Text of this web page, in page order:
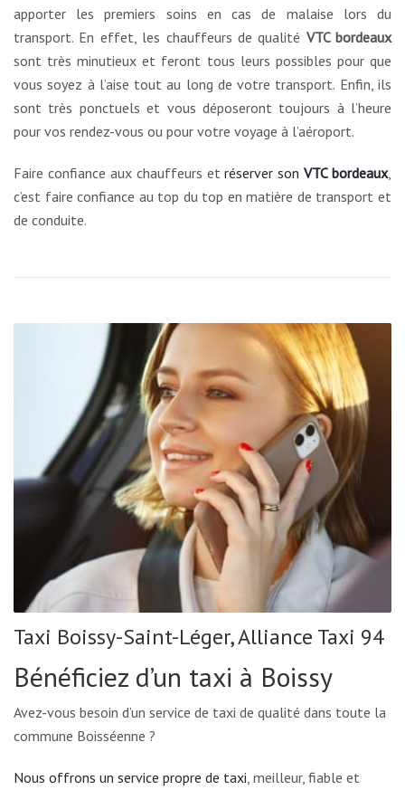
apporter les premiers soins en cas de malaise lors du
transport. En effet, les chauffeurs de qualité VTC bordeaux
sont très minutieux et feront tous leurs possibles pour que
vous soyez à l’aise tout au long de votre transport. Enfin, ils
sont très ponctuels et vous déposeront toujours à l’heure
pour vos rendez-vous ou pour votre voyage à l’aéroport.
Faire confiance aux chauffeurs etréserver sonVTC bordeaux,
c’est faire confiance au top du top en matière de transport et
de conduite.
Taxi Boissy-Saint-Léger, Alliance Taxi 94
Bénéficiez d’un taxi à Boissy
Avez-vous besoin d’un service de taxi de qualité dans toute la
commune Boisséenne ?
Nous offrons un service propre de taxi , meilleur, fiable et